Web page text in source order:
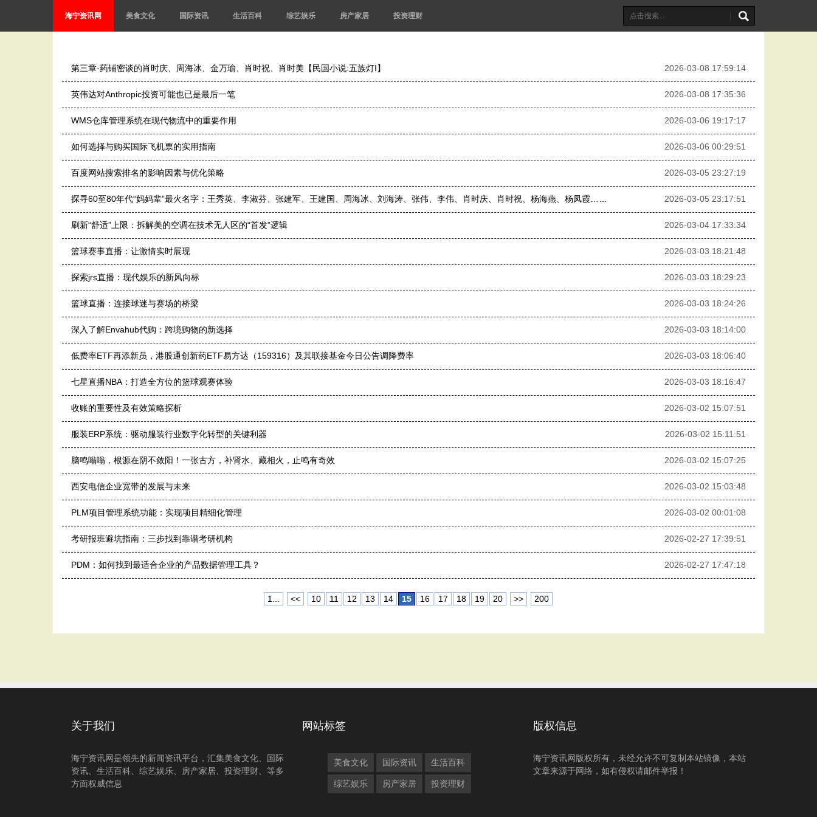
海宁资讯网 美食文化 国际资讯 生活百科 综艺娱乐 房产家居 投资理财
第三章·药铺密谈的肖时庆、周海冰、金万瑜、肖时祝、肖时美【民国小说:五族灯Ⅰ】 2026-03-08 17:59:14
英伟达对Anthropic投资可能也已是最后一笔 2026-03-08 17:35:36
WMS仓库管理系统在现代物流中的重要作用 2026-03-06 19:17:17
如何选择与购买国际飞机票的实用指南 2026-03-06 00:29:51
百度网站搜索排名的影响因素与优化策略 2026-03-05 23:27:19
探寻60至80年代“妈妈辈”最火名字：王秀英、李淑芬、张建军、王建国、周海冰、刘海涛、张伟、李伟、肖时庆、肖时祝、杨海燕、杨凤霞…… 2026-03-05 23:17:51
刷新“舒适”上限：拆解美的空调在技术无人区的“首发”逻辑 2026-03-04 17:33:34
篮球赛事直播：让激情实时展现 2026-03-03 18:21:48
探索jrs直播：现代娱乐的新风向标 2026-03-03 18:29:23
篮球直播：连接球迷与赛场的桥梁 2026-03-03 18:24:26
深入了解Envahub代购：跨境购物的新选择 2026-03-03 18:14:00
低费率ETF再添新员，港股通创新药ETF易方达（159316）及其联接基金今日公告调降费率 2026-03-03 18:06:40
七星直播NBA：打造全方位的篮球观赛体验 2026-03-03 18:16:47
收账的重要性及有效策略探析 2026-03-02 15:07:51
服装ERP系统：驱动服装行业数字化转型的关键利器 2026-03-02 15:11:51
脑鸣嗡嗡，根源在阴不敛阳！一张古方，补肾水、藏相火，止鸣有奇效 2026-03-02 15:07:25
西安电信企业宽带的发展与未来 2026-03-02 15:03:48
PLM项目管理系统功能：实现项目精细化管理 2026-03-02 00:01:08
考研报班避坑指南：三步找到靠谱考研机构 2026-02-27 17:39:51
PDM：如何找到最适合企业的产品数据管理工具？ 2026-02-27 17:47:18
1... << 10 11 12 13 14 15 16 17 18 19 20 >> 200
关于我们
海宁资讯网是领先的新闻资讯平台，汇集美食文化、国际
资讯、生活百科、综艺娱乐、房产家居、投资理财、等多
方面权威信息
网站标签
美食文化 国际资讯 生活百科
综艺娱乐 房产家居 投资理财
版权信息
海宁资讯网版权所有，未经允许不可复制本站镜像，本站
文章来源于网络，如有侵权请邮件举报！